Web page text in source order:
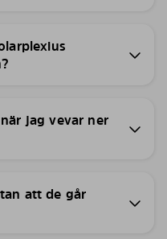
jag vevar ner
att de går